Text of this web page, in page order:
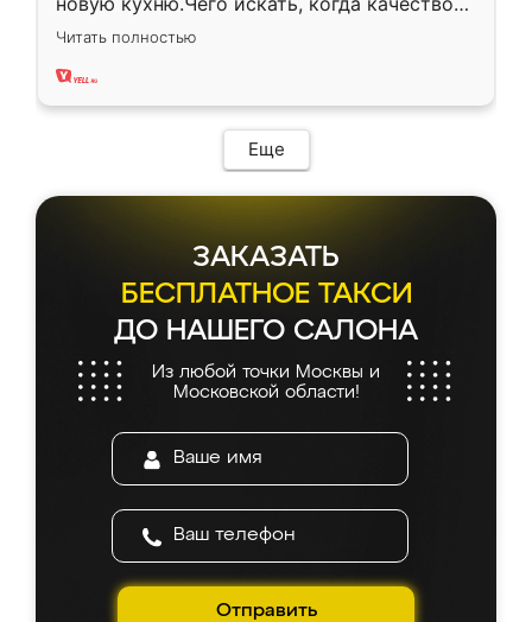
вполне довольна. Служит кухня уже почти
два года, нареканий нет.
Читать полностью
Еще
ЗАКАЗАТЬ
БЕСПЛАТНОЕ ТАКСИ
ДО НАШЕГО САЛОНА
Из любой точки Москвы и
Московской области!
Отправить